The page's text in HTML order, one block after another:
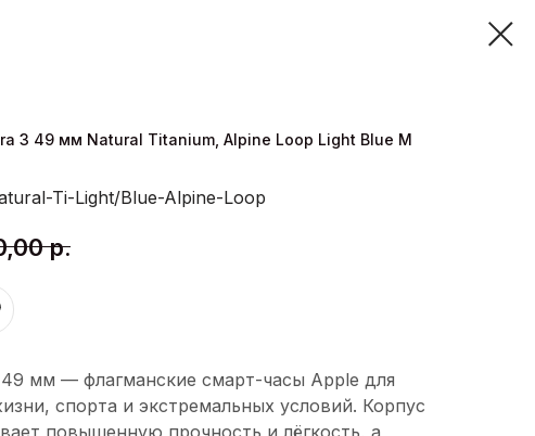
3 49 мм Natural Titanium, Alpine Loop Light Blue M
Ti-Light/Blue-Alpine-Loop
р.
мм — флагманские смарт-часы Apple для
спорта и экстремальных условий. Корпус
повышенную прочность и лёгкость, а